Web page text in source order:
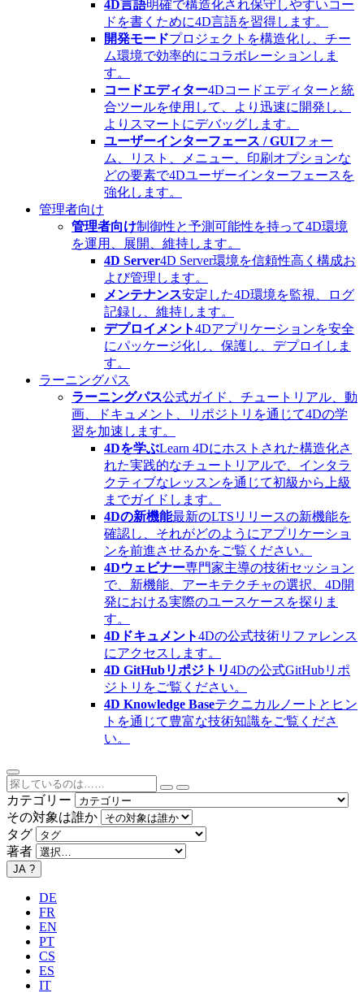
4D言語明確で構造化され保守しやすいコー
ドを書くために4D言語を習得します。
開発モードプロジェクトを構造化し、チー
ム環境で効率的にコラボレーションしま
す。
コードエディター4Dコードエディターと統
合ツールを使用して、より迅速に開発し、
よりスマートにデバッグします。
ユーザーインターフェース / GUIフォー
ム、リスト、メニュー、印刷オプションな
どの要素で4Dユーザーインターフェースを
強化します。
管理者向け
管理者向け制御性と予測可能性を持って4D環境
を運用、展開、維持します。
4D Server4D Server環境を信頼性高く構成お
よび管理します。
メンテナンス安定した4D環境を監視、ログ
記録し、維持します。
デプロイメント4Dアプリケーションを安全
にパッケージ化し、保護し、デプロイしま
す。
ラーニングパス
ラーニングパス公式ガイド、チュートリアル、動
画、ドキュメント、リポジトリを通じて4Dの学
習を加速します。
4Dを学ぶLearn 4Dにホストされた構造化さ
れた実践的なチュートリアルで、インタラ
クティブなレッスンを通じて初級から上級
までガイドします。
4Dの新機能最新のLTSリリースの新機能を
確認し、それがどのようにアプリケーショ
ンを前進させるかをご覧ください。
4Dウェビナー専門家主導の技術セッション
で、新機能、アーキテクチャの選択、4D開
発における実際のユースケースを探りま
す。
4Dドキュメント4Dの公式技術リファレンス
にアクセスします。
4D GitHubリポジトリ4Dの公式GitHubリポ
ジトリをご覧ください。
4D Knowledge Baseテクニカルノートとヒン
トを通じて豊富な技術知識をご覧くださ
い。
カテゴリー
その対象は誰か
タグ
著者
JA ?
DE
FR
EN
PT
CS
ES
IT